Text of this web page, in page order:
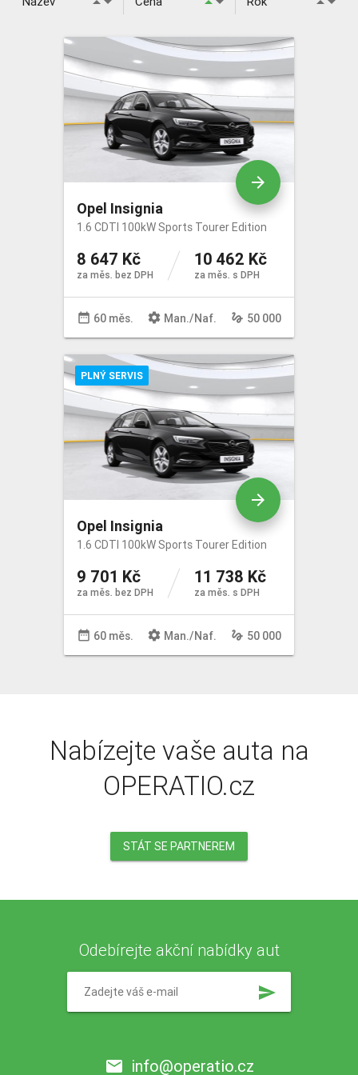
Určeno pro: FO/PO
Stav tachometru do
Opel Insignia
1.6 CDTI 100kW Sports Tourer Edition
8 647 Kč
za měs. bez DPH
10 462 Kč
za měs. s DPH
date_range 60 měs. settings Man./Naf. gesture 50 000
arrow_forward
Opel Insignia
1.6 CDTI 100kW Sports Tourer Edition
9 701 Kč
za měs. bez DPH
11 738 Kč
za měs. s DPH
date_range 60 měs. settings Man./Naf. gesture 50 000
arrow_forward
PLNÝ SERVIS
Nabízejte vaše auta na
OPERATIO.cz
STÁT SE PARTNEREM
Odebírejte akční nabídky aut
send
email info@operatio.cz